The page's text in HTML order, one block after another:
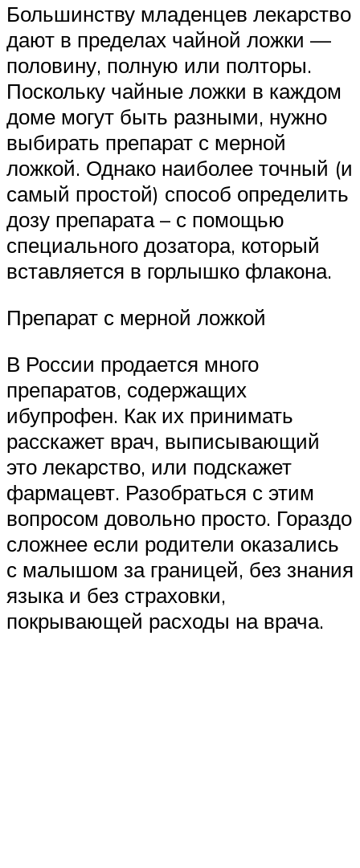
Большинству младенцев лекарство
дают в пределах чайной ложки —
половину, полную или полторы.
Поскольку чайные ложки в каждом
доме могут быть разными, нужно
выбирать препарат с мерной
ложкой. Однако наиболее точный (и
самый простой) способ определить
дозу препарата – с помощью
специального дозатора, который
вставляется в горлышко флакона.
Препарат с мерной ложкой
В России продается много
препаратов, содержащих
ибупрофен. Как их принимать
расскажет врач, выписывающий
это лекарство, или подскажет
фармацевт. Разобраться с этим
вопросом довольно просто. Гораздо
сложнее если родители оказались
с малышом за границей, без знания
языка и без страховки,
покрывающей расходы на врача.